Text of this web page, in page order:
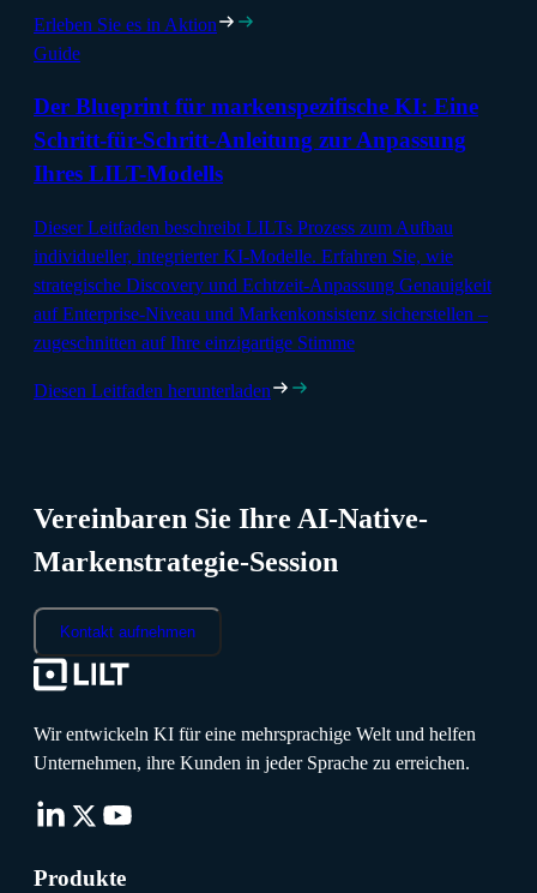
Erleben Sie es in Aktion
Guide
Der Blueprint für markenspezifische KI: Eine
Schritt-für-Schritt-Anleitung zur Anpassung
Ihres LILT-Modells
Dieser Leitfaden beschreibt LILTs Prozess zum Aufbau
individueller, integrierter KI-Modelle. Erfahren Sie, wie
strategische Discovery und Echtzeit-Anpassung Genauigkeit
auf Enterprise-Niveau und Markenkonsistenz sicherstellen –
zugeschnitten auf Ihre einzigartige Stimme
Diesen Leitfaden herunterladen
Vereinbaren Sie Ihre AI-Native-
Markenstrategie-Session
Kontakt aufnehmen
Wir entwickeln KI für eine mehrsprachige Welt und helfen
Unternehmen, ihre Kunden in jeder Sprache zu erreichen.
Produkte